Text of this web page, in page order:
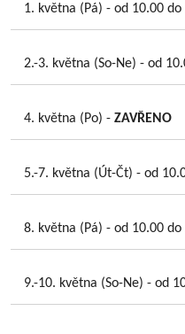
1. května (Pá) - od 10.00
2.-3. května (So-Ne) - od
4. května (Po) - ZAVŘENO
5.-7. května (Út-Čt) - od
8. května (Pá) - od 10.00
9.-10. května (So-Ne) - od